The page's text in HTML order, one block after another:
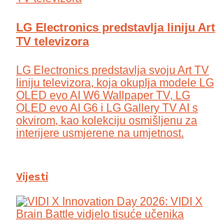
LG Electronics predstavlja liniju Art
TV televizora
LG Electronics predstavlja svoju Art TV
liniju televizora, koja okuplja modele LG
OLED evo AI W6 Wallpaper TV, LG
OLED evo AI G6 i LG Gallery TV AI s
okvirom, kao kolekciju osmišljenu za
interijere usmjerene na umjetnost.
Vijesti